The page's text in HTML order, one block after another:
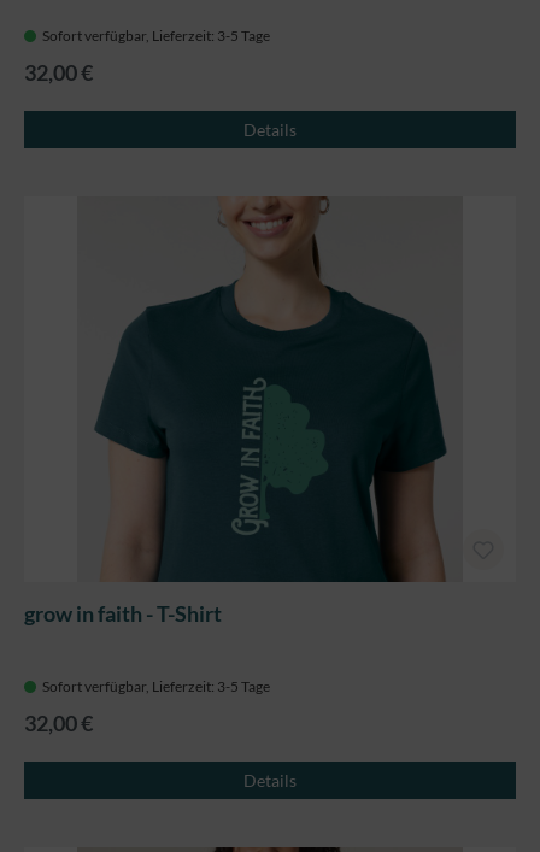
Sofort verfügbar, Lieferzeit: 3-5 Tage
32,00 €
Details
grow in faith - T-Shirt
Sofort verfügbar, Lieferzeit: 3-5 Tage
32,00 €
Details